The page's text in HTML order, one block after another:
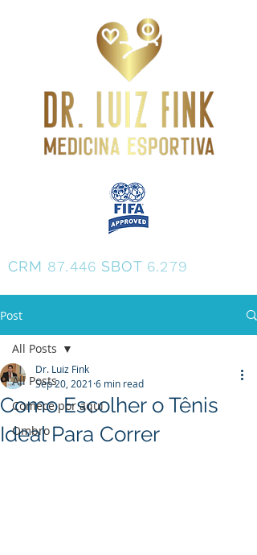
CRM 87.446 SBOT 6.279
Post
All Posts
Comece por aqui
Ombro
All Posts
Como Escolher o Tênis
Ideal Para Correr
Dr. Luiz Fink
Sep 20, 2021 6 min read